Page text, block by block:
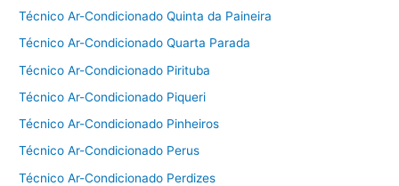
Técnico Ar-Condicionado Quinta da Paineira
Técnico Ar-Condicionado Quarta Parada
Técnico Ar-Condicionado Pirituba
Técnico Ar-Condicionado Piqueri
Técnico Ar-Condicionado Pinheiros
Técnico Ar-Condicionado Perus
Técnico Ar-Condicionado Perdizes